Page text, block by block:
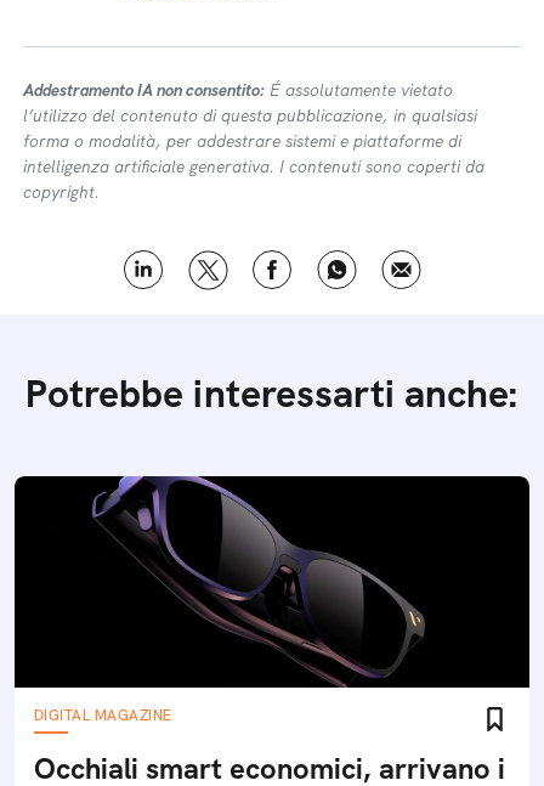
Addestramento IA non consentito: É assolutamente vietato
l’utilizzo del contenuto di questa pubblicazione, in qualsiasi
forma o modalità, per addestrare sistemi e piattaforme di
intelligenza artificiale generativa. I contenuti sono coperti da
copyright.
Potrebbe interessarti anche:
DIGITAL MAGAZINE
Occhiali smart economici, arrivano i